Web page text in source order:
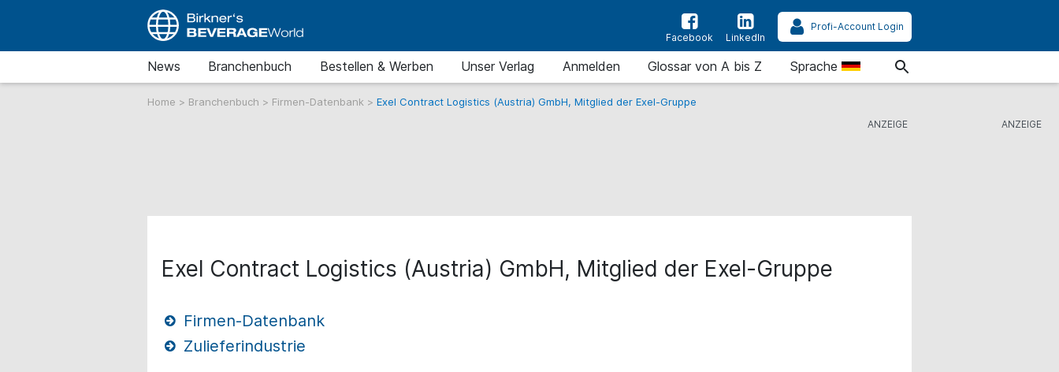
Facebook LinkedIn
Profi-Account Login
News Branchenbuch Bestellen & Werben Unser Verlag Anmelden Glossar von A bis Z Sprache
Home > Branchenbuch > Firmen-Datenbank > Exel Contract Logistics (Austria) GmbH, Mitglied der Exel-Gruppe
Exel Contract Logistics (Austria) GmbH, Mitglied der Exel-Gruppe
Firmen-Datenbank
Zulieferindustrie